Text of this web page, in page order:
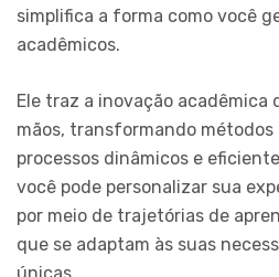
simplifica a forma como você
acadêmicos.
Ele traz a inovação acadêmica
mãos, transformando
processos dinâmicos e
você pode personalizar sua
por meio de trajetórias de
que se adaptam às suas